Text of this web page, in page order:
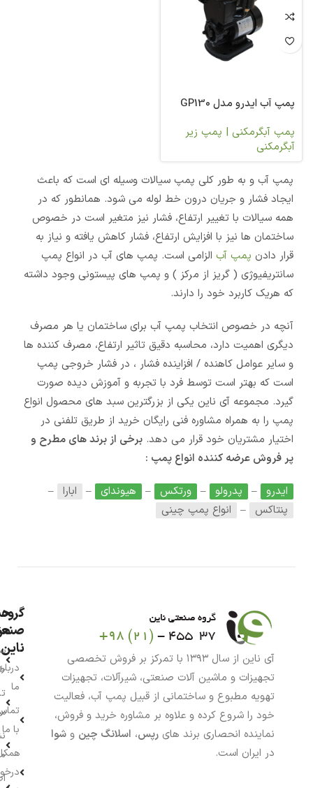
پمپ آب ایدرو مدل GP130
پمپ آبگرمکنی | پمپ زیر
آبگرمکنی
پمپ آب و به طور کلی پمپ سیالات وسیله ای است که باعث
ایجاد فشار و جریان درون خط لوله می شود. همانطور که در
همه سیالات با تغییر ارتفاع، فشار نیز متغیر است در خصوص
ساختمان ها نیز با افزایش ارتفاع، فشار کاهش یافته و نیاز به
قرار دادن پمپ آب الزامی است. پمپ های آب در انواع پمپ
سانتریفیوژی ( گریز از مرکز ) و پمپ های پیستونی وجود داشته
که هریک کاربرد خود را دارند.
آنچه در خصوص انتخاب پمپ آب برای ساختمان یا هر مصرف
دیگری اهمیت دارد، محاسبه دقیق تاثیر ارتفاع، مصرف کننده ها
و سایر عوامل کاهنده / افزاینده فشار ، در فشار خروجی پمپ
است که بهتر است توسط فرد با تجربه و آموزش دیده صورت
گیرد. مجموعه آی ناین یکی از بزرگترین سبد های محصول انواع
پمپ را به همراه مشاوره فنی رایگان خرید از طریق تلفنی در
اختیار مشتریان خود قرار می دهد. برخی از برند های مطرح و
پر فروش عرضه کننده انواع پمپ :
ایدرو – پدرولو – ورتکس – هیوندای – ابارا –
پنتاکس
– انواع پمپ چینی
آی ناین از سال ۱۳۹۳ با تمرکز بر فروش تخصصی
تجهیزات و ماشین آلات صنعتی، شیرآلات، تجهیزات
تهویه مطبوع و ساختمانی از قبیل پمپ آب، فعالیت
خود را شروع کرده و علاوه بر مشاوره خرید و فروش،
نماینده انحصاری برند های رپس، اسلانگ چین و شوا
در ایران است.
گروه
ناین
ما
با ما